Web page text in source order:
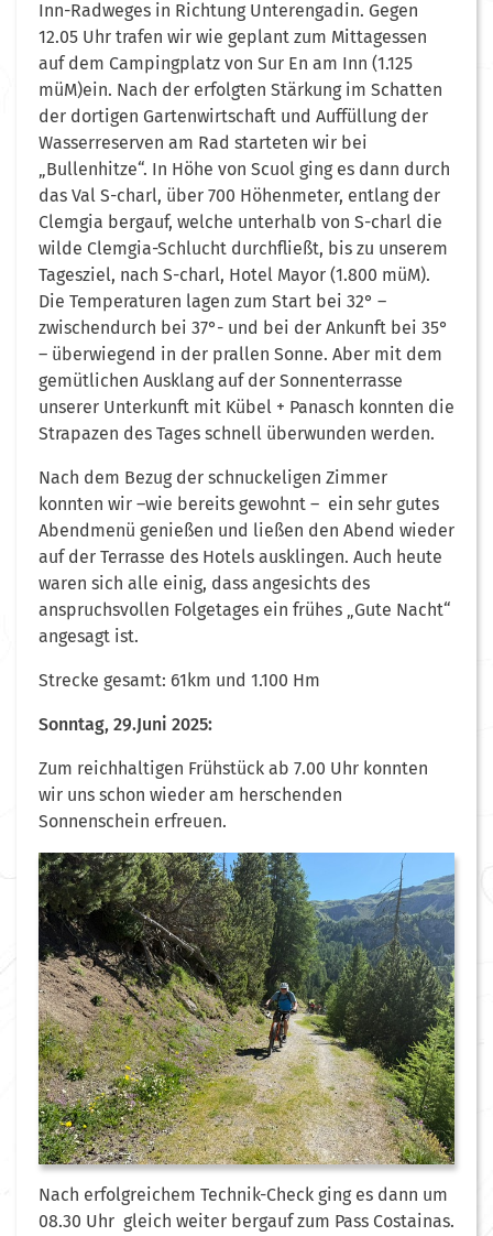
Inn-Radweges in Richtung Unterengadin. Gegen
12.05 Uhr trafen wir wie geplant zum Mittagessen
auf dem Campingplatz von Sur En am Inn (1.125
müM)ein. Nach der erfolgten Stärkung im Schatten
der dortigen Gartenwirtschaft und Auffüllung der
Wasserreserven am Rad starteten wir bei
„Bullenhitze“. In Höhe von Scuol ging es dann durch
das Val S-charl, über 700 Höhenmeter, entlang der
Clemgia bergauf, welche unterhalb von S-charl die
wilde Clemgia-Schlucht durchfließt, bis zu unserem
Tagesziel, nach S-charl, Hotel Mayor (1.800 müM).
Die Temperaturen lagen zum Start bei 32° –
zwischendurch bei 37°- und bei der Ankunft bei 35°
– überwiegend in der prallen Sonne. Aber mit dem
gemütlichen Ausklang auf der Sonnenterrasse
unserer Unterkunft mit Kübel + Panasch konnten die
Strapazen des Tages schnell überwunden werden.
Nach dem Bezug der schnuckeligen Zimmer
konnten wir –wie bereits gewohnt – ein sehr gutes
Abendmenü genießen und ließen den Abend wieder
auf der Terrasse des Hotels ausklingen. Auch heute
waren sich alle einig, dass angesichts des
anspruchsvollen Folgetages ein frühes „Gute Nacht“
angesagt ist.
Strecke gesamt: 61km und 1.100 Hm
Sonntag, 29.Juni 2025:
Zum reichhaltigen Frühstück ab 7.00 Uhr konnten
wir uns schon wieder am herschenden
Sonnenschein erfreuen.
Nach erfolgreichem Technik-Check ging es dann um
08.30 Uhr gleich weiter bergauf zum Pass Costainas.